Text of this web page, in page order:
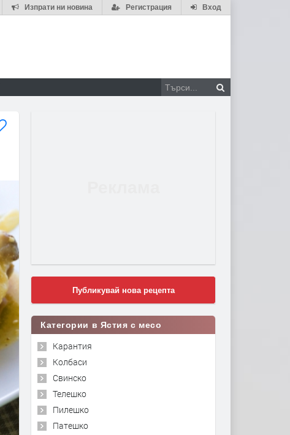
Вход
Регистрация
Изпрати ни новина
Публикувай нова рецепта
Категории в Ястия с месо
Карантия
Колбаси
Свинско
Телешко
Пилешко
Патешко